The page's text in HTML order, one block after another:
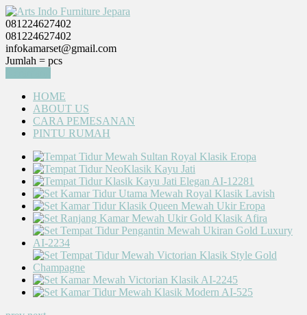
081224627402
081224627402
infokamarset@gmail.com
Jumlah = pcs
HOME
ABOUT US
CARA PEMESANAN
PINTU RUMAH